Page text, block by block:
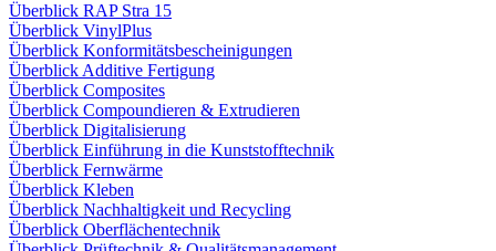
Überblick RAP Stra 15
Überblick VinylPlus
Überblick Konformitätsbescheinigungen
Überblick Additive Fertigung
Überblick Composites
Überblick Compoundieren & Extrudieren
Überblick Digitalisierung
Überblick Einführung in die Kunststofftechnik
Überblick Fernwärme
Überblick Kleben
Überblick Nachhaltigkeit und Recycling
Überblick Oberflächentechnik